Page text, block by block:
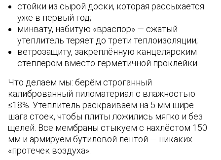
стойки из сырой доски, которая рассыхается
уже в первый год;
минвату, набитую «враспор» — сжатый
утеплитель теряет до трети теплоизоляции;
ветрозащиту, закреплённую канцелярским
степлером вместо герметичной проклейки.
Что делаем мы: берём строганный
калиброванный пиломатериал с влажностью
≤18%. Утеплитель раскраиваем на 5 мм шире
шага стоек, чтобы плиты ложились мягко и без
щелей. Все мембраны стыкуем с нахлёстом 150
мм и армируем бутиловой лентой — никаких
«протечек воздуха».